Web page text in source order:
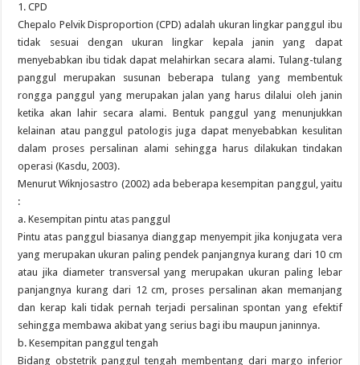
1. CPD
Chepalo Pelvik Disproportion (CPD) adalah ukuran lingkar panggul ibu
tidak sesuai dengan ukuran lingkar kepala janin yang dapat
menyebabkan ibu tidak dapat melahirkan secara alami. Tulang-tulang
panggul merupakan susunan beberapa tulang yang membentuk
rongga panggul yang merupakan jalan yang harus dilalui oleh janin
ketika akan lahir secara alami. Bentuk panggul yang menunjukkan
kelainan atau panggul patologis juga dapat menyebabkan kesulitan
dalam proses persalinan alami sehingga harus dilakukan tindakan
operasi (Kasdu, 2003).
Menurut Wiknjosastro (2002) ada beberapa kesempitan panggul, yaitu
:
a. Kesempitan pintu atas panggul
Pintu atas panggul biasanya dianggap menyempit jika konjugata vera
yang merupakan ukuran paling pendek panjangnya kurang dari 10 cm
atau jika diameter transversal yang merupakan ukuran paling lebar
panjangnya kurang dari 12 cm, proses persalinan akan memanjang
dan kerap kali tidak pernah terjadi persalinan spontan yang efektif
sehingga membawa akibat yang serius bagi ibu maupun janinnya.
b. Kesempitan panggul tengah
Bidang obstetrik panggul tengah membentang dari margo inferior